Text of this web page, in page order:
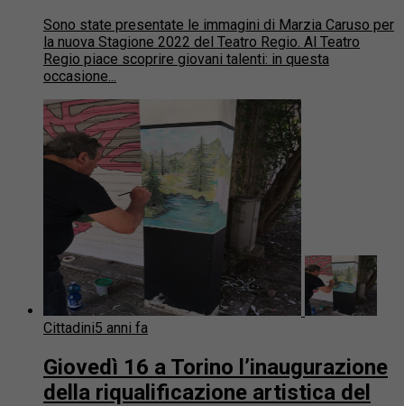
Sono state presentate le immagini di Marzia Caruso per
la nuova Stagione 2022 del Teatro Regio. Al Teatro
Regio piace scoprire giovani talenti: in questa
occasione...
Cittadini5 anni fa
Giovedì 16 a Torino l’inaugurazione
della riqualificazione artistica del